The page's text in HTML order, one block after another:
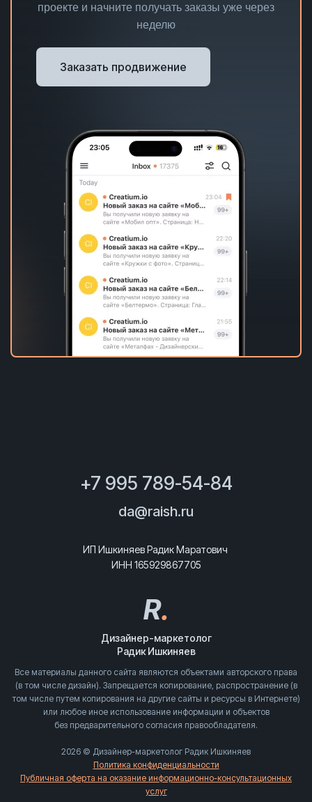
проекте и начните получать заказы уже через
неделю
Заказать продвижение
+7 995 789-54-84
da@raish.ru
ИП Ишкиняев Радик Маратович
ИНН 165929867705
R.
Дизайнер-маркетолог
Радик Ишкиняев
Все материалы данного сайта являются объектами авторского права
(в том числе дизайн). Запрещается копирование, распространение (в
том числе путем копирования на другие сайты и ресурсы в Интернете)
или любое иное использование информации и объектов
без предварительного согласия правообладателя.
2026 © Дизайнер-маркетолог Радик Ишкиняев
Политика конфиденциальности
Публичная оферта на оказание информационно-консультационных
услуг